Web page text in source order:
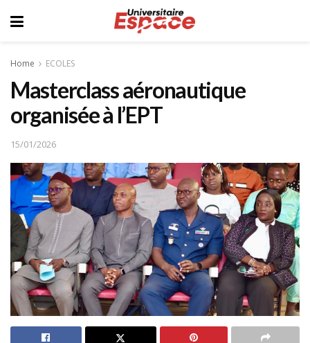
Home ECOLES
Masterclass aéronautique
organisée à l’EPT
15/01/2026